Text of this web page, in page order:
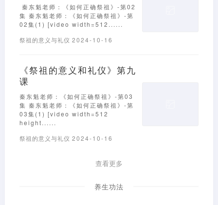
秦东魁老师：《如何正确祭祖》-第02
集 秦东魁老师：《如何正确祭祖》-第
02集(1) [video width=512......
祭祖的意义与礼仪 2024-10-16
《祭祖的意义和礼仪》第九
课
秦东魁老师：《如何正确祭祖》-第03
集 秦东魁老师：《如何正确祭祖》-第
03集(1) [video width=512
height......
祭祖的意义与礼仪 2024-10-16
查看更多
养生功法